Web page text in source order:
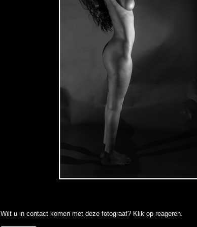
Wilt u in contact komen met deze fotograaf? Klik op reageren.